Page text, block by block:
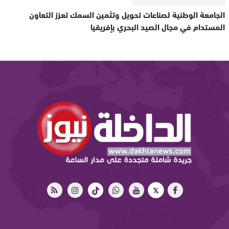
الجامعة الوطنية لصناعات تحويل وتثمين السمك تعزز التعاون
المستدام في مجال الصيد البحري بإفريقيا